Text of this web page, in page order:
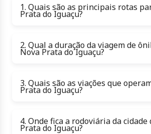
1. Quais são as principais rotas
Prata do Iguaçu?
2. Qual a duração da viagem de
Nova Prata do Iguaçu?
3. Quais são as viações que
Prata do Iguaçu?
4. Onde fica a rodoviária da cidade
Prata do Iguaçu?